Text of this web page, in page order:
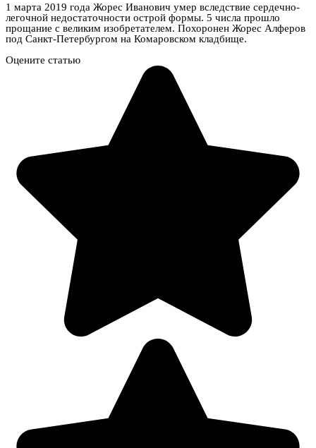
1 марта 2019 года Жорес Иванович умер вследствие сердечно-
легочной недостаточности острой формы. 5 числа прошло
прощание с великим изобретателем. Похоронен Жорес Алферов
под Санкт-Петербургом на Комаровском кладбище.
Оцените статью